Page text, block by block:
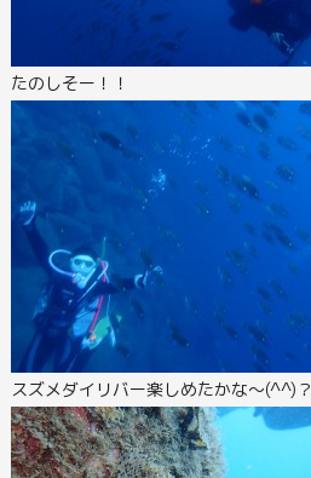
たのしそー！！
スズメダイリバー楽しめたかな～(^^)？